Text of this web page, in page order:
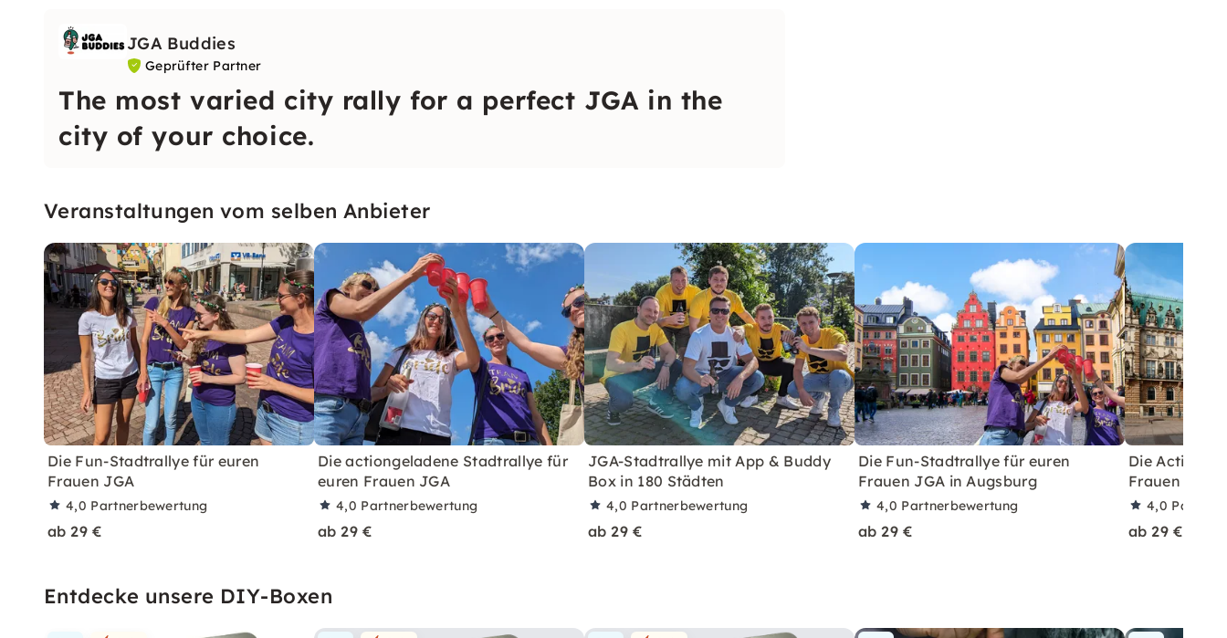
JGA Buddies
Geprüfter Partner
The most varied city rally for a perfect JGA in the
city of your choice.
Veranstaltungen vom selben Anbieter
Die Fun-Stadtrallye für euren
Frauen JGA
4,0 Partnerbewertung
ab 29 €
Die actiongeladene Stadtrallye für
euren Frauen JGA
4,0 Partnerbewertung
ab 29 €
JGA-Stadtrallye mit App & Buddy
Box in 180 Städten
4,0 Partnerbewertung
ab 29 €
Die Fun-Stadtrallye für euren
Frauen JGA in Augsburg
4,0 Partnerbewertung
ab 29 €
Die Action-
Frauen JGA
4,0
ab 29 €
Entdecke unsere DIY-Boxen